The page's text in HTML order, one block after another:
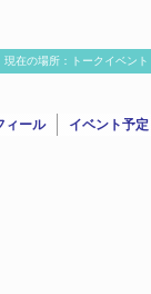
現在の場所：トークイベン
ィール イベント予定